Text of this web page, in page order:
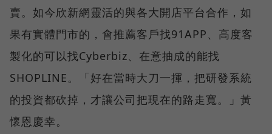
賣。如今欣新網靈活的與各大開店平台合作，如
果有實體門市的，會推薦客戶找91APP、高度客
製化的可以找Cyberbiz、在意抽成的能找
SHOPLINE。「好在當時大刀一揮，把研發系統
的投資都砍掉，才讓公司把現在的路走寬。」黃
懷恩慶幸。